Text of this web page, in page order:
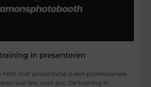
in presenteren
hebt met presentatie is een professionele
wel iets voor jou. De training in